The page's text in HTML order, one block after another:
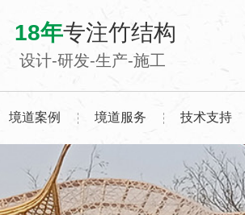
18年专注竹结构
设计-研发-生产-施工
境道案例 境道服务 技术支持